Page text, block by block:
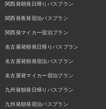
関西発朝発日帰りバスプラン
関西発夜発宿泊バスプラン
関西発マイカー宿泊プラン
名古屋発朝発日帰りバスプラン
名古屋発朝発宿泊バスプラン
名古屋発マイカー宿泊プラン
九州発朝発日帰りバスプラン
九州発朝発宿泊バスプラン